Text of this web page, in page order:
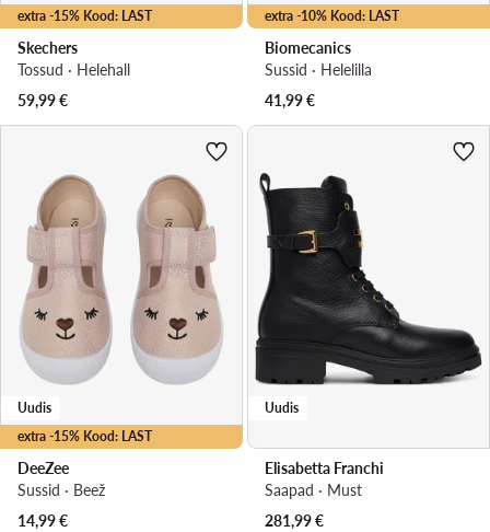
extra -15% Kood: LAST
Skechers
Tossud · Helehall
59,99€
extra -10% Kood: LAST
Biomecanics
Sussid · Helelilla
41,99€
extra -15% Kood: LAST
Uudis
DeeZee
Sussid · Beež
14,99€
Uudis
Elisabetta Franchi
Saapad · Must
281,99€